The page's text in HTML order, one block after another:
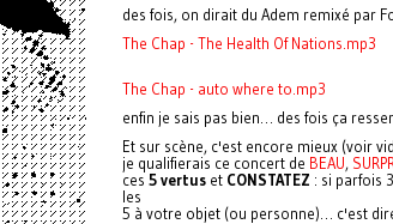
des fois, on dirait du Adem remixé par
The Chap - The Health Of Nations.mp3
The Chap - auto where to.mp3
enfin je sais pas bien… des fois ça
Et sur scène, c'est encore mieux (voir
je qualifierais ce concert de BEAU,
ces5 vertus et CONSTATEZ : si parfois
les
5 à votre objet (ou personne)… c'est